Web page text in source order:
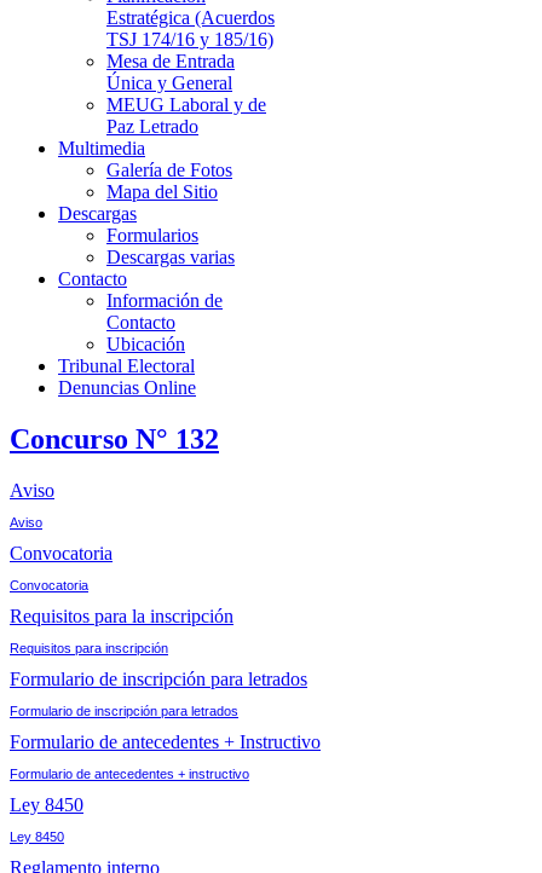
Estratégica (Acuerdos
TSJ 174/16 y 185/16)
Mesa de Entrada
Única y General
MEUG Laboral y de
Paz Letrado
Multimedia
Galería de Fotos
Mapa del Sitio
Descargas
Formularios
Descargas varias
Contacto
Información de
Contacto
Ubicación
Tribunal Electoral
Denuncias Online
Concurso N° 132
Aviso
Aviso
Convocatoria
Convocatoria
Requisitos para la inscripción
Requisitos para inscripción
Formulario de inscripción para letrados
Formulario de inscripción para letrados
Formulario de antecedentes + Instructivo
Formulario de antecedentes + instructivo
Ley 8450
Ley 8450
Reglamento interno